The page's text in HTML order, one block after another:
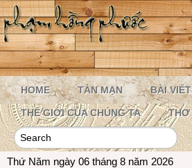
HOME TẢN MẠN BÀI VIẾT
THẾ GIỚI CỦA CHÚNG TA THƠ
Thứ Năm ngày 06 tháng 8 năm 2026